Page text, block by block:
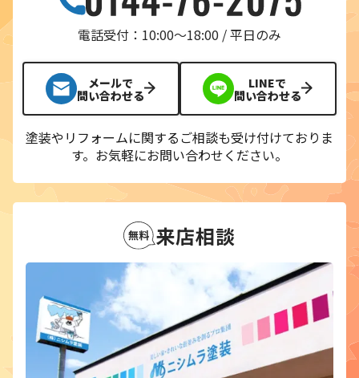
電話受付：10:00〜18:00 / 平日のみ
メールで
問い合わせる
LINEで
問い合わせる
塗装やリフォームに関するご相談も受け付けておりま
す。 お気軽にお問い合わせください。
来店相談